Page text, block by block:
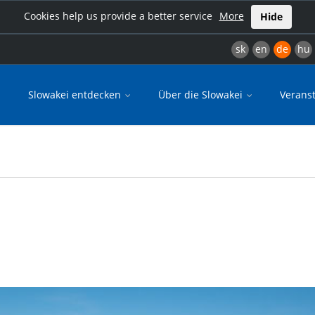
Cookies help us provide a better service More Hide
sk en de hu
Slowakei entdecken Über die Slowakei